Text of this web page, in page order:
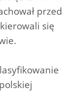
przed
się